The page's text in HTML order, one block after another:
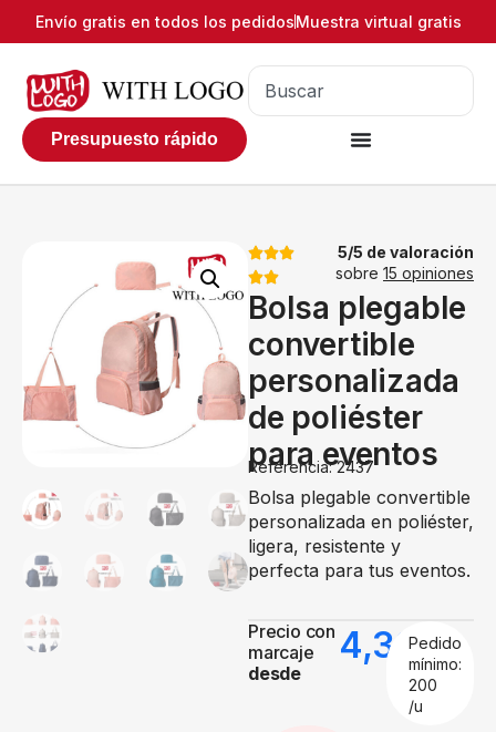
Envío gratis en todos los pedidosMuestra virtual gratis
Presupuesto rápido
5/5 de valoración
sobre 15 opiniones
Bolsa plegable
convertible
personalizada
de poliéster
para eventos
Referencia: 2437
Bolsa plegable convertible
personalizada en poliéster,
ligera, resistente y
perfecta para tus eventos.
Precio con
marcaje
desde
4,33€
Pedido
mínimo:
200
/u